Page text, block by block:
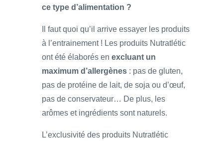
ce type d’alimentation ?
Il faut quoi qu’il arrive essayer les produits
à l’entrainement ! Les produits Nutratlétic
ont été élaborés en excluant un
maximum d’allergènes : pas de gluten,
pas de protéine de lait, de soja ou d’œuf,
pas de conservateur… De plus, les
arômes et ingrédients sont naturels.
L’exclusivité des produits Nutratlétic